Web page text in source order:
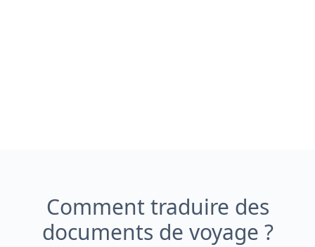
Comment traduire des
documents de voyage ?